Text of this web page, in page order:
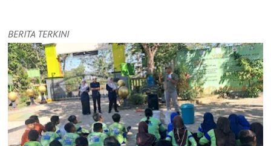
BERITA TERKINI